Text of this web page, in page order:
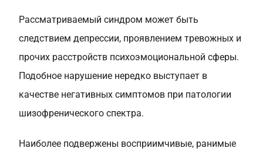
Рассматриваемый синдром может быть
следствием депрессии, проявлением тревожных и
прочих расстройств психоэмоциональной сферы.
Подобное нарушение нередко выступает в
качестве негативных симптомов при патологии
шизофренического спектра.
Наиболее подвержены восприимчивые, ранимые